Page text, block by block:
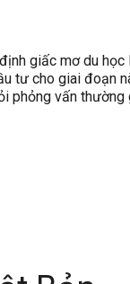
giấc mơ du học
tư cho giai đoạn
phỏng vấn thường